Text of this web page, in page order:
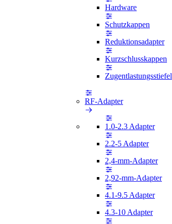
Hardware
Schutzkappen
Reduktionsadapter
Kurzschlusskappen
Zugentlastungsstiefel
RF-Adapter
1.0-2.3 Adapter
2.2-5 Adapter
2,4-mm-Adapter
2,92-mm-Adapter
4.1-9.5 Adapter
4.3-10 Adapter